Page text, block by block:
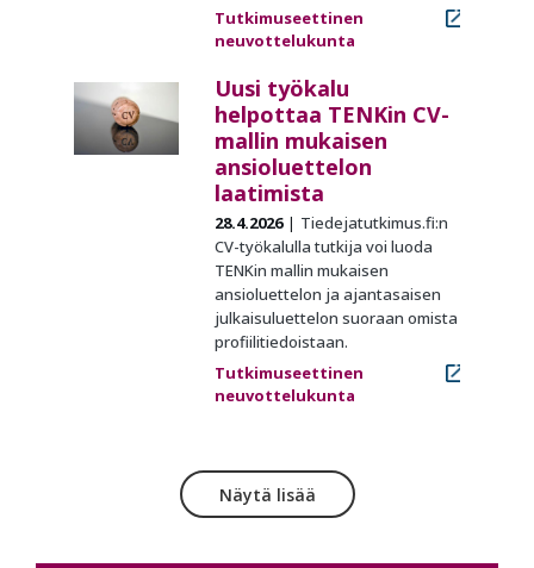
Tutkimuseettinen
neuvottelukunta
Uusi työkalu
helpottaa TENKin CV-
mallin mukaisen
ansioluettelon
laatimista
28.4.2026
Tiedejatutkimus.fi:n
CV-työkalulla tutkija voi luoda
TENKin mallin mukaisen
ansioluettelon ja ajantasaisen
julkaisuluettelon suoraan omista
profiilitiedoistaan.
Tutkimuseettinen
neuvottelukunta
Näytä lisää